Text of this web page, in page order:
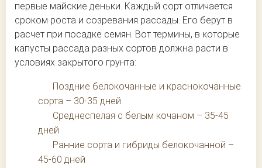
первые майские деньки. Каждый сорт отличается
сроком роста и созревания рассады. Его берут в
расчет при посадке семян. Вот термины, в которые
капусты рассада разных сортов должна расти в
условиях закрытого грунта:
Поздние белокочанные и краснокочанные
сорта – 30-35 дней
Среднеспелая с белым кочаном – 35-45
дней
Ранние сорта и гибриды белокочанной –
45-60 дней